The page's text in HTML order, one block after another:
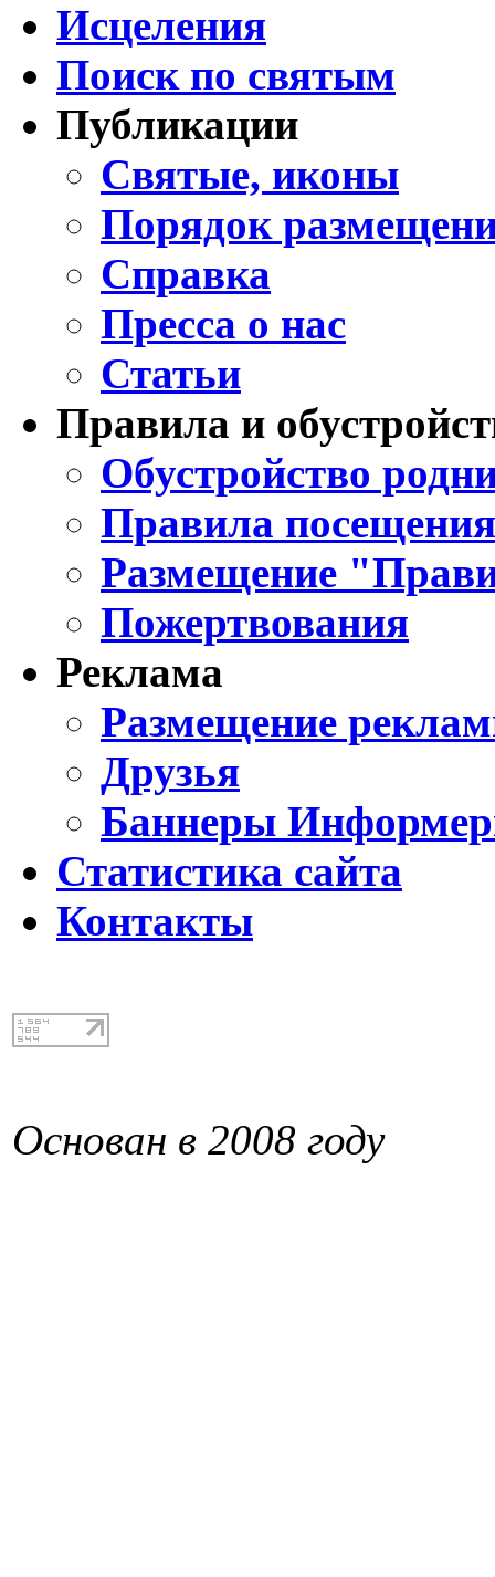
Исцеления
Поиск по святым
Публикации
Святые, иконы
Порядок
Справка
Пресса о нас
Статьи
Правила и
Обустройство
Правила
Размещение
Пожертвования
Реклама
Размещение
Друзья
Баннеры
Статистика сайта
Контакты
Основан в 2008 году